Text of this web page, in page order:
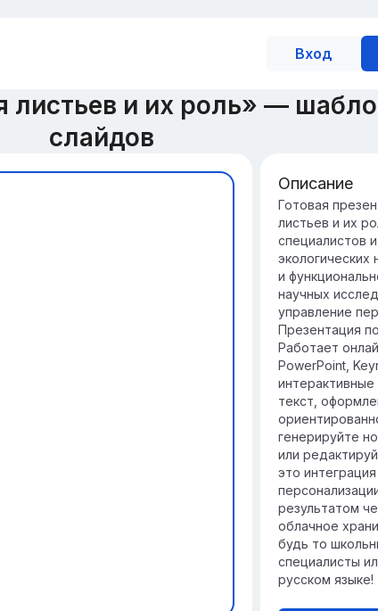
Вход
листьев и их роль» —
слайдов
Значение
Листья
фотосинтеза,
необходимой
Они играют
способствуя
поддержанию
Описание
Готовая
листьев и их
специалистов
экологических
и
научных
управление
Презентация
Работает
PowerPoint,
текст,
генерируйте
или
это
результатом
облачное
будь то
специалисты
русском языке!